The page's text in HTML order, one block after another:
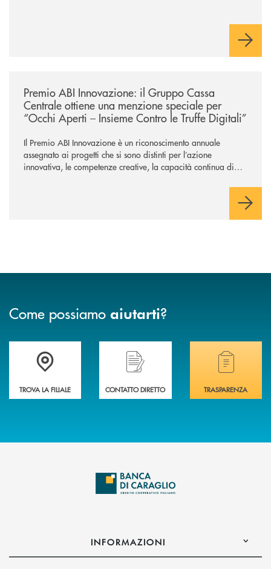
Premio ABI Innovazione: il Gruppo Cassa
Centrale ottiene una menzione speciale per
“Occhi Aperti – Insieme Contro le Truffe Digitali”
Il Premio ABI Innovazione è un riconoscimento annuale
assegnato ai progetti che si sono distinti per l’azione
innovativa, le competenze creative, la capacità continua di
operazioni e rispondere alla crescente velocità e complessità
Come possiamo aiutarti?
Accedi all' elenco completo delle filiali di Banca di Caraglio.
TROVA LA FILIALE
Hai bisogno di assistenza immediata?
CONTATTO DIRETTO
Hai bisogno di
TRASPARENZA
INFORMAZIONI